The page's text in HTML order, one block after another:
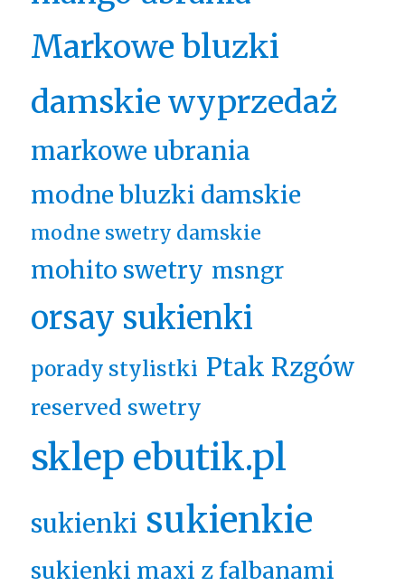
Markowe bluzki
damskie wyprzedaż
markowe ubrania
modne bluzki damskie
modne swetry damskie
mohito swetry msngr
orsay sukienki
porady stylistki Ptak Rzgów
reserved swetry
sklep ebutik.pl
sukienki sukienkie
sukienki maxi z falbanami